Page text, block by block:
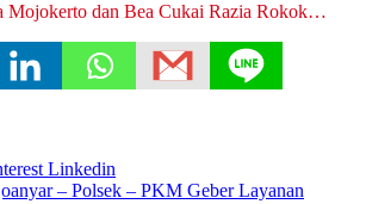
Mojokerto dan Bea Cukai Razia Rokok…
Linkedin
– Polsek – PKM Geber Layanan